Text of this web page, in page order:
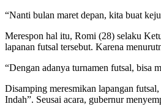
“Nanti bulan maret depan, kita buat
Merespon hal itu, Romi (28) selaku
lapanan futsal tersebut. Karena
“Dengan adanya turnamen futsal, bisa
Disamping meresmikan lapangan
Indah”. Seusai acara, gubernur